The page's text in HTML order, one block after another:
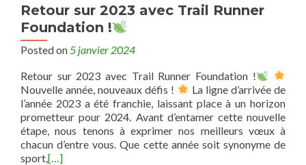
Retour sur 2023 avec Trail Runner
Foundation !
Posted on5 janvier 2024
Retour sur 2023 avec Trail Runner Foundation !
Nouvelle année, nouveaux défis !
La ligne d’arrivée de
l’année 2023 a été franchie, laissant place à un horizon
prometteur pour 2024. Avant d’entamer cette nouvelle
étape, nous tenons à exprimer nos meilleurs vœux à
chacun d’entre vous. Que cette année soit synonyme de
sport,[…]